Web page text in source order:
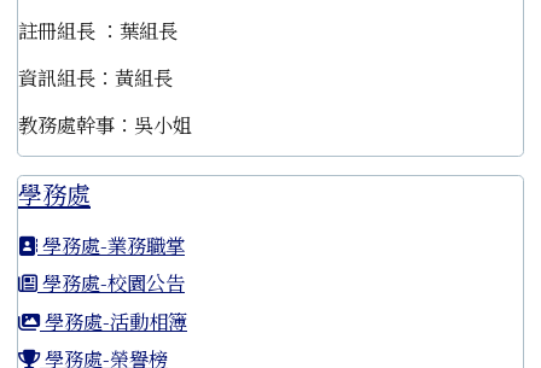
註冊組長 ：葉組長
資訊組長：黃組長
教務處幹事：吳小姐
學務處
學務處-業務職掌
學務處-校園公告
學務處-活動相簿
學務處-榮譽榜